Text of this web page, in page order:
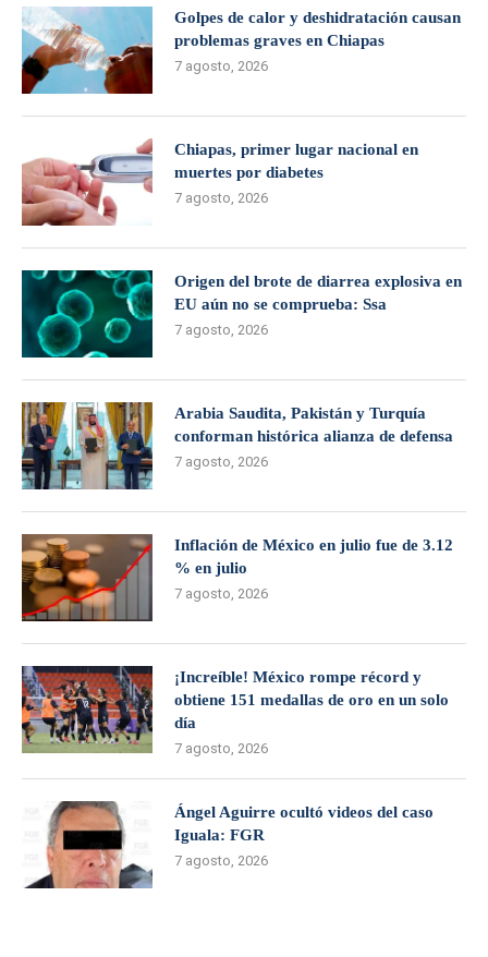
Golpes de calor y deshidratación causan
problemas graves en Chiapas
7 agosto, 2026
Chiapas, primer lugar nacional en
muertes por diabetes
7 agosto, 2026
Origen del brote de diarrea explosiva en
EU aún no se comprueba: Ssa
7 agosto, 2026
Arabia Saudita, Pakistán y Turquía
conforman histórica alianza de defensa
7 agosto, 2026
Inflación de México en julio fue de 3.12
% en julio
7 agosto, 2026
¡Increíble! México rompe récord y
obtiene 151 medallas de oro en un solo
día
7 agosto, 2026
Ángel Aguirre ocultó videos del caso
Iguala: FGR
7 agosto, 2026